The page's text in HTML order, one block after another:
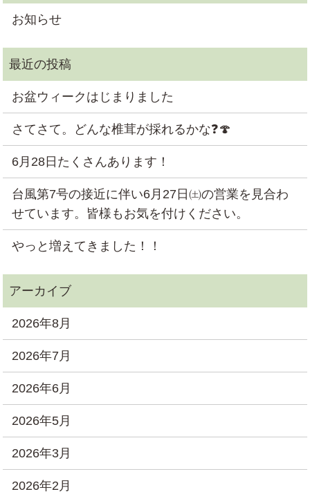
お知らせ
お盆ウィークはじまりました
さてさて。どんな椎茸が採れるかな❓🍄
6月28日たくさんあります！
台風第7号の接近に伴い6月27日㈯の営業を見合わ
せています。皆様もお気を付けください。
やっと増えてきました！！
2026年8月
2026年7月
2026年6月
2026年5月
2026年3月
2026年2月